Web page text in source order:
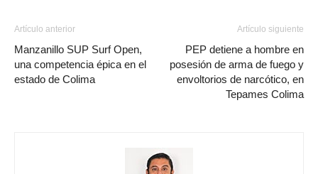
Artículo anterior
Manzanillo SUP Surf Open,
una competencia épica en el
estado de Colima
Artículo siguiente
PEP detiene a hombre en
posesión de arma de fuego y
envoltorios de narcótico, en
Tepames Colima